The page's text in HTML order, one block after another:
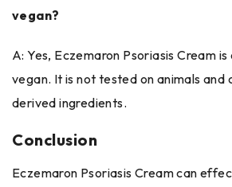
vegan?
A: Yes, Eczemaron Psoriasis Cream
vegan. It is not tested on animals and
derived ingredients.
Conclusion
Eczemaron Psoriasis Cream can